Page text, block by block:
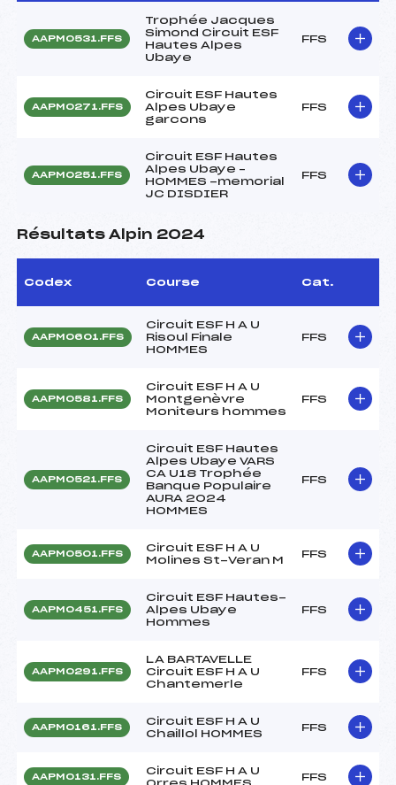
AAPM0531.FFS
Trophée Jacques
Simond Circuit ESF
Hautes Alpes
Ubaye
FFS
AAPM0271.FFS
Circuit ESF Hautes
Alpes Ubaye
garcons
FFS
AAPM0251.FFS
Circuit ESF Hautes
Alpes Ubaye –
HOMMES -memorial
JC DISDIER
FFS
Résultats Alpin 2024
Codex Course Cat.
AAPM0601.FFS
Circuit ESF H A U
Risoul Finale
HOMMES
FFS
AAPM0581.FFS
Circuit ESF H A U
Montgenèvre
Moniteurs hommes
FFS
AAPM0521.FFS
Circuit ESF Hautes
Alpes Ubaye VARS
CA U18 Trophée
Banque Populaire
AURA 2024
HOMMES
FFS
AAPM0501.FFS
Circuit ESF H A U
Molines St-Veran M
FFS
AAPM0451.FFS
Circuit ESF Hautes-
Alpes Ubaye
Hommes
FFS
AAPM0291.FFS
LA BARTAVELLE
Circuit ESF H A U
Chantemerle
FFS
AAPM0161.FFS
Circuit ESF H A U
Chaillol HOMMES
FFS
AAPM0131.FFS
Circuit ESF H A U
Orres HOMMES
FFS